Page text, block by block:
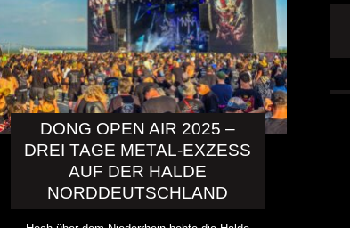
DONG OPEN AIR 2025 –
DREI TAGE METAL-EXZESS
AUF DER HALDE
NORDDEUTSCHLAND
HAWERPUNK VOL. 6: AM FEIERTAG AUF DEM
SOFA? NEIN! AB IN DIE SPUTNIKHALLE!
ALLGEMEIN 6 AUG.
6 AUG.